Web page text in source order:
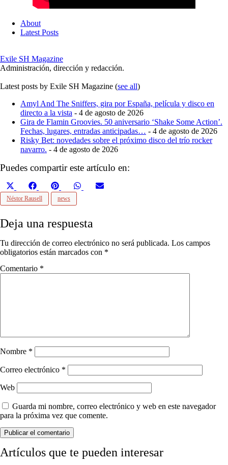
About
Latest Posts
Exile SH Magazine
Administración, dirección y redacción.
Latest posts by Exile SH Magazine (see all)
Amyl And The Sniffers, gira por España, película y disco en
directo a la vista - 4 de agosto de 2026
Gira de Flamin Groovies. 50 aniversario ‘Shake Some Action’.
Fechas, lugares, entradas anticipadas… - 4 de agosto de 2026
Risky Bet: novedades sobre el próximo disco del trío rocker
navarro. - 4 de agosto de 2026
Puedes compartir este artículo en:
Compartir
en
X
Compartir
en
Facebook
Compartir
en
Pinterest
Compartir
Néstor Rausell news
Deja una respuesta
Tu dirección de correo electrónico no será publicada. Los campos
obligatorios están marcados con *
Comentario *
Nombre *
Correo electrónico *
Web
Guarda mi nombre, correo electrónico y web en este navegador
para la próxima vez que comente.
Artículos que te pueden interesar